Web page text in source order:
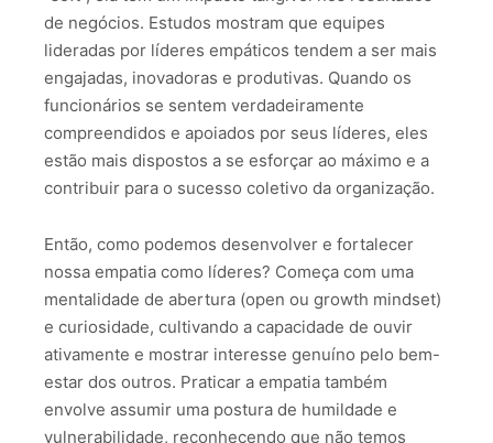
de negócios. Estudos mostram que equipes
lideradas por líderes empáticos tendem a ser mais
engajadas, inovadoras e produtivas. Quando os
funcionários se sentem verdadeiramente
compreendidos e apoiados por seus líderes, eles
estão mais dispostos a se esforçar ao máximo e a
contribuir para o sucesso coletivo da organização.
Então, como podemos desenvolver e fortalecer
nossa empatia como líderes? Começa com uma
mentalidade de abertura (open ou growth mindset)
e curiosidade, cultivando a capacidade de ouvir
ativamente e mostrar interesse genuíno pelo bem-
estar dos outros. Praticar a empatia também
envolve assumir uma postura de humildade e
vulnerabilidade, reconhecendo que não temos